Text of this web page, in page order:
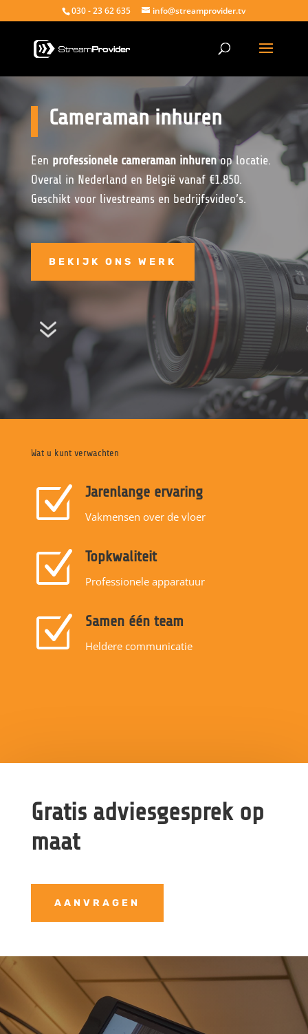
030 - 23 62 635 info@streamprovider.tv
Cameraman inhuren
Een professionele cameraman inhurenop locatie.
Overal in Nederland en België vanaf €1.850.
Geschikt voor livestreams en bedrijfsvideo’s.
BEKIJK ONS WERK
7
Wat u kunt verwachten
Z Jarenlange ervaring
Vakmensen over de vloer
Z Topkwaliteit
Professionele apparatuur
Z Samen één team
Heldere communicatie
Gratis adviesgesprek op
maat
AANVRAGEN